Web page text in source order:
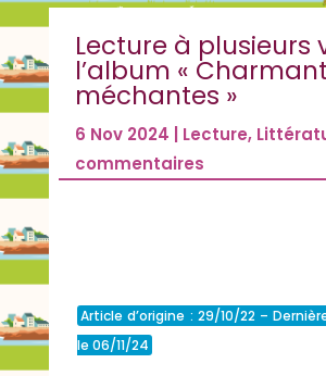
Lecture à plusieurs
l’album «
méchantes »
6 Nov 2024 Lecture,
commentaires
Article d’origine : 29/10/22 –
le 06/11/24